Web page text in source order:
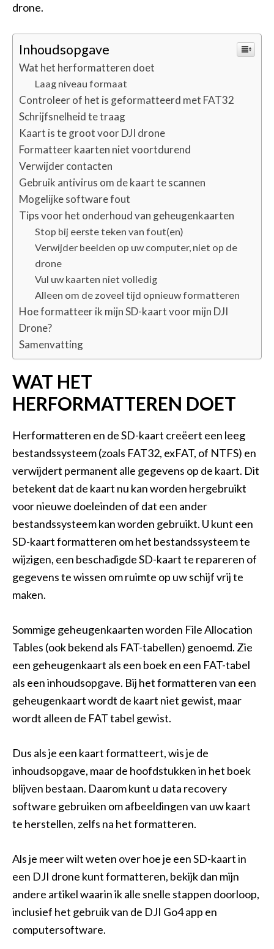
drone.
Inhoudsopgave
Wat het herformatteren doet
Laag niveau formaat
Controleer of het is geformatteerd met FAT32
Schrijfsnelheid te traag
Kaart is te groot voor DJI drone
Formatteer kaarten niet voortdurend
Verwijder contacten
Gebruik antivirus om de kaart te scannen
Mogelijke software fout
Tips voor het onderhoud van geheugenkaarten
Stop bij eerste teken van fout(en)
Verwijder beelden op uw computer, niet op de
drone
Vul uw kaarten niet volledig
Alleen om de zoveel tijd opnieuw formatteren
Hoe formatteer ik mijn SD-kaart voor mijn DJI
Drone?
Samenvatting
WAT HET
HERFORMATTEREN DOET
Herformatteren en de SD-kaart creëert een leeg
bestandssysteem (zoals FAT32, exFAT, of NTFS) en
verwijdert permanent alle gegevens op de kaart. Dit
betekent dat de kaart nu kan worden hergebruikt
voor nieuwe doeleinden of dat een ander
bestandssysteem kan worden gebruikt. U kunt een
SD-kaart formatteren om het bestandssysteem te
wijzigen, een beschadigde SD-kaart te repareren of
gegevens te wissen om ruimte op uw schijf vrij te
maken.
Sommige geheugenkaarten worden File Allocation
Tables (ook bekend als FAT-tabellen) genoemd. Zie
een geheugenkaart als een boek en een FAT-tabel
als een inhoudsopgave. Bij het formatteren van een
geheugenkaart wordt de kaart niet gewist, maar
wordt alleen de FAT tabel gewist.
Dus als je een kaart formatteert, wis je de
inhoudsopgave, maar de hoofdstukken in het boek
blijven bestaan. Daarom kunt u data recovery
software gebruiken om afbeeldingen van uw kaart
te herstellen, zelfs na het formatteren.
Als je meer wilt weten over hoe je een SD-kaart in
een DJI drone kunt formatteren, bekijk dan mijn
andere artikel waarin ik alle snelle stappen doorloop,
inclusief het gebruik van de DJI Go4 app en
computersoftware.